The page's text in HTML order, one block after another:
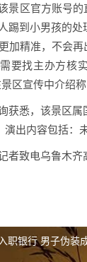
景区官方账号
踢到小男孩的
加精准，不会
要找主办方核
区宣传中介绍
获悉，该景区
演出内容包括：
者致电乌鲁木齐
职银行 男子伪装